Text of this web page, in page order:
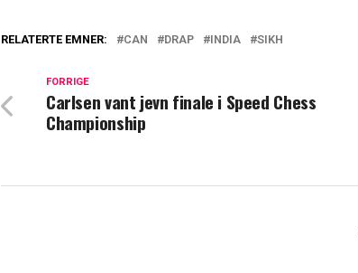
RELATERTE EMNER: CAN DRAP INDIA SIKH
FORRIGE
Carlsen vant jevn finale i Speed Chess
Championship